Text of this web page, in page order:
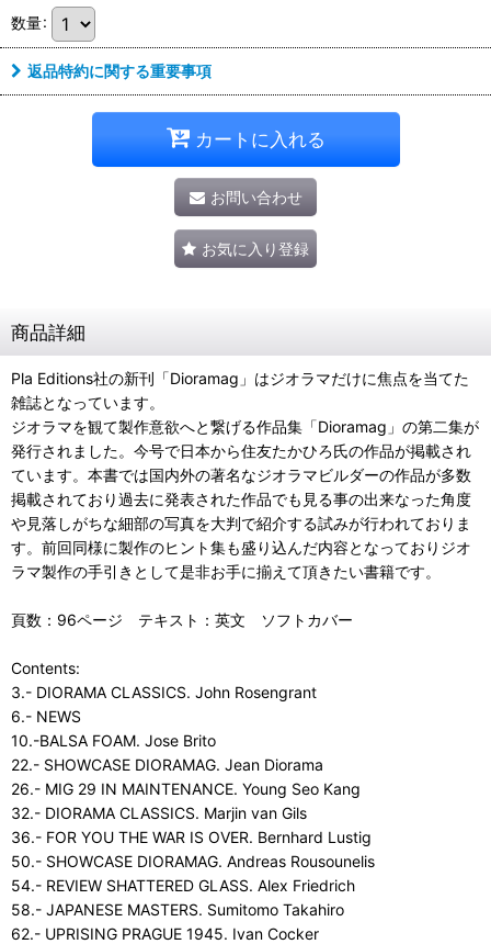
数量:
返品特約に関する重要事項
カートに入れる
お問い合わせ
お気に入り登録
商品詳細
Pla Editions社の新刊「Dioramag」はジオラマだけに焦点を当てた
雑誌となっています。
ジオラマを観て製作意欲へと繋げる作品集「Dioramag」の第二集が
発行されました。今号で日本から住友たかひろ氏の作品が掲載され
ています。本書では国内外の著名なジオラマビルダーの作品が多数
掲載されており過去に発表された作品でも見る事の出来なった角度
や見落しがちな細部の写真を大判で紹介する試みが行われておりま
す。前回同様に製作のヒント集も盛り込んだ内容となっておりジオ
ラマ製作の手引きとして是非お手に揃えて頂きたい書籍です。
頁数：96ページ テキスト：英文 ソフトカバー
Contents:
3.- DIORAMA CLASSICS. John Rosengrant
6.- NEWS
10.-BALSA FOAM. Jose Brito
22.- SHOWCASE DIORAMAG. Jean Diorama
26.- MIG 29 IN MAINTENANCE. Young Seo Kang
32.- DIORAMA CLASSICS. Marjin van Gils
36.- FOR YOU THE WAR IS OVER. Bernhard Lustig
50.- SHOWCASE DIORAMAG. Andreas Rousounelis
54.- REVIEW SHATTERED GLASS. Alex Friedrich
58.- JAPANESE MASTERS. Sumitomo Takahiro
62.- UPRISING PRAGUE 1945. Ivan Cocker